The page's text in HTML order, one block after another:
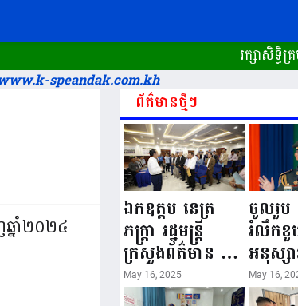
រក្សាសិទ្
speandak.com.kh
ឆ្នាំ២០២៤
ព័ត៌មានថ្មីៗ
ឯកឧត្តម នេត្រ
ភក្ត្រា រដ្ឋមន្ត្រី
ក្រសួងព័ត៌មាន នៅ
រសៀលថ្ងៃទី១៦ ខែ
ឧសភា
May 16, 2025
ចូលរួម
រំលឹកខួ
អនុស្ស
លើកទី៨
កំណើ
May 16,